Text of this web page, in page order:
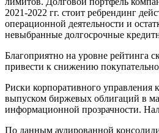
2021-2022 гг. стоит ребрендинг
операционной деятельности и
невыбранные долгосрочные
Благоприятно на уровне рейтинга
привести к снижению
Риски корпоративного управления
выпуском биржевых облигаций в
информационной прозрачности.
По данным аудированной